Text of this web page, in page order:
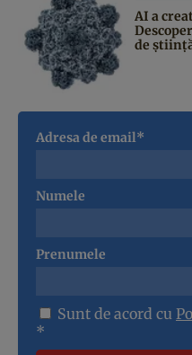
AI a
de
Adresa de email*
Numele
Prenumele
Sunt de acord cu
*